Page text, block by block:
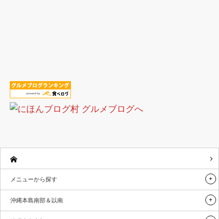
メニューから探す
沖縄本島南部＆以南